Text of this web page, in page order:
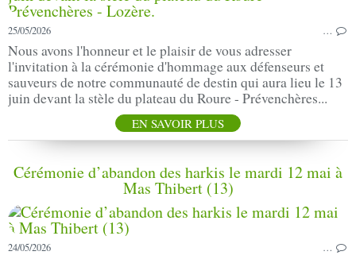
25/05/2026 …
Nous avons l'honneur et le plaisir de vous adresser
l'invitation à la cérémonie d'hommage aux défenseurs et
sauveurs de notre communauté de destin qui aura lieu le 13
juin devant la stèle du plateau du Roure - Prévenchères...
EN SAVOIR PLUS
Cérémonie d’abandon des harkis le mardi 12 mai à
Mas Thibert (13)
24/05/2026 …